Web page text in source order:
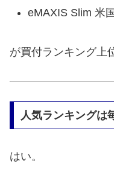
eMAXIS Slim 米
が買付ランキング上
人気ランキングは
はい。